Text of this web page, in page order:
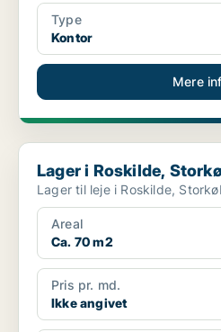
Type
Kontor
Mere
Lager i Roskilde, Storkøbenhavn
Lager i Roskilde,
Lager til leje i Roskilde,
Areal
Ca. 70 m2
Pris pr. md.
Ikke angivet